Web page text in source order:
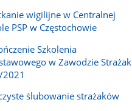
wigilijne w Centralnej
PSP w Częstochowie
Szkolenia
w Zawodzie Strażak
ślubowanie strażaków